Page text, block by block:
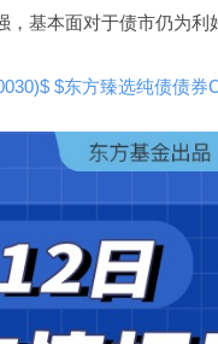
基本面对于债市仍为利
$东方臻选纯债债券